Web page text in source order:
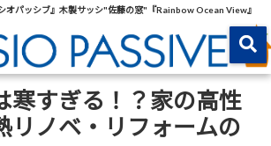
オパッシブ』木製サッシ"佐藤の窓"『Rainbow Ocean View』
寒すぎる！？家の高性
リノベ・リフォームの